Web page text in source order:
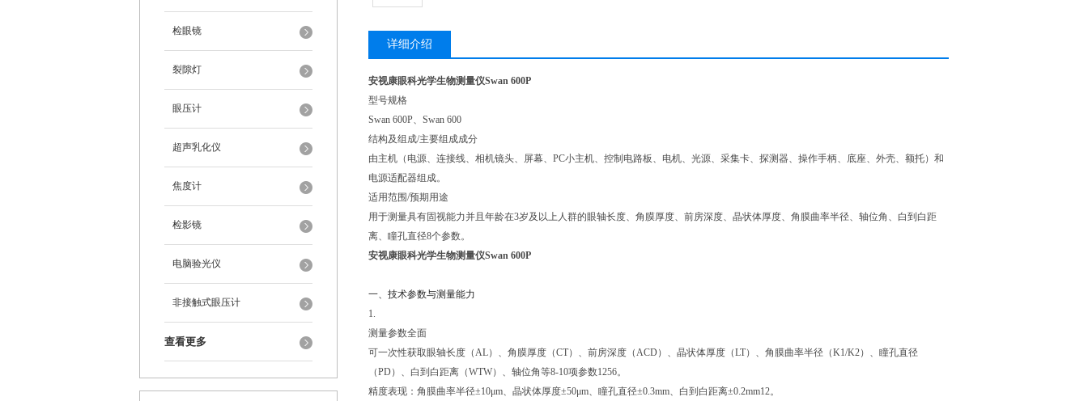
检眼镜
裂隙灯
眼压计
超声乳化仪
焦度计
检影镜
电脑验光仪
非接触式眼压计
查看更多
详细介绍
安视康眼科光学生物测量仪Swan 600P
型号规格
Swan 600P、Swan 600
结构及组成/主要组成成分
由主机（电源、连接线、相机镜头、屏幕、PC小主机、控制电路板、电机、光源、采集卡、探测器、操作手柄、底座、外壳、额托）和
电源适配器组成。
适用范围/预期用途
用于测量具有固视能力并且年龄在3岁及以上人群的眼轴长度、角膜厚度、前房深度、晶状体厚度、角膜曲率半径、轴位角、白到白距
离、瞳孔直径8个参数。
安视康眼科光学生物测量仪Swan 600P
一、技术参数与测量能力
1.
测量参数全面
可一次性获取眼轴长度（AL）、角膜厚度（CT）、前房深度（ACD）、晶状体厚度（LT）、角膜曲率半径（K1/K2）、瞳孔直径
（PD）、白到白距离（WTW）、轴位角等8-10项参数1256。
精度表现：角膜曲率半径±10μm、晶状体厚度±50μm、瞳孔直径±0.3mm、白到白距离±0.2mm12。